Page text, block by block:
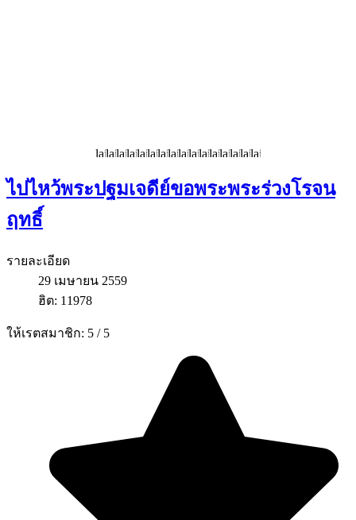
ไปไหว้พระปฐมเจดีย์ขอพระพระร่วงโรจน
ฤทธิ์
รายละเอียด
29 เมษายน 2559
ฮิต: 11978
ให้เรตสมาชิก: 5 / 5